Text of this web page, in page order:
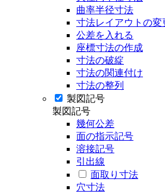
曲率半径寸法
寸法レイアウトの変
公差を入れる
座標寸法の作成
寸法の破綻
寸法の関連付け
寸法の整列
製図記号
製図記号
幾何公差
面の指示記号
溶接記号
引出線
面取り寸法
穴寸法